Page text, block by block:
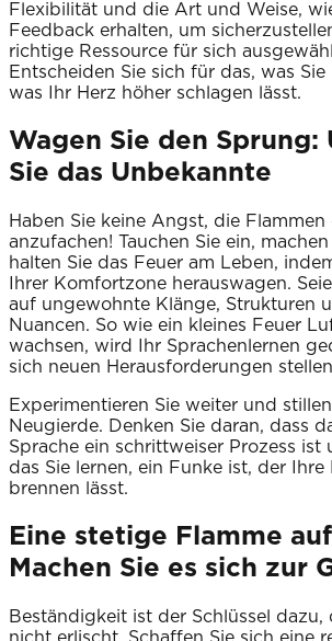
Flexibilität und die Art und Weise,
Feedback erhalten, um
richtige Ressource für sich
Entscheiden Sie sich für das, was
was Ihr Herz höher schlagen lässt.
Wagen Sie den Sprung:
Sie das Unbekannte
Haben Sie keine Angst, die Flammen
anzufachen! Tauchen Sie ein,
halten Sie das Feuer am Leben,
Ihrer Komfortzone herauswagen.
auf ungewohnte Klänge, Strukturen
Nuancen. So wie ein kleines Feuer
wachsen, wird Ihr Sprachenlernen
sich neuen Herausforderungen
Experimentieren Sie weiter und
Neugierde. Denken Sie daran, dass
Sprache ein schrittweiser Prozess ist
das Sie lernen, ein Funke ist, der Ihre
brennen lässt.
Eine stetige Flamme
Machen Sie es sich zur
Beständigkeit ist der Schlüssel dazu,
nicht erlischt. Schaffen Sie sich eine